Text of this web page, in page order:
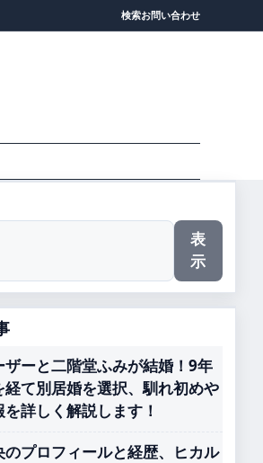
検索お問い合わせ
表
示
ザーと二階堂ふみが結婚！9年
経て別居婚を選択、馴れ初めや
詳しく解説します！
のプロフィールと経歴、ヒカル